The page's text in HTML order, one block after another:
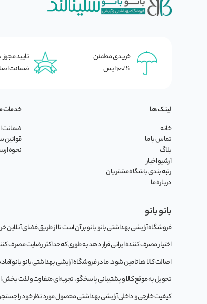
خریدی مطمئن
100% ایمن
تایید
ضمانت
لینک ها
خانه
تماس با ما
بلاگ
آرشیو اخبار
رتبه بندی باشگاه مشتریان
درباره ما
خدمات
ضمانت
قوانین
نحوه
بانو بانو
فروشگاه آرایشی بهداشتی بانو بانو بر آن است تا از طریق فضای آنلاین
اختیار مصرف کننده ایرانی قرار دهد به طوری که حداکثر رضایت مصرف
اصالت کالا ها تامین شود. ما در فروشگاه آرایشی بهداشتی بانو بانو
تحویل به موقع کالا و پشتیبانی پاسخگو، تجربه‌ای متفاوت و لذت بخش از
کيفيت خارجی و داخلی آرایشی بهداشتی محصول مورد نظر خود را جستجو